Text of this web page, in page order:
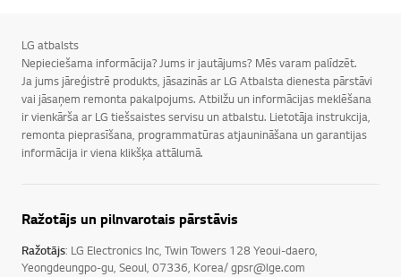
LG atbalsts
Nepieciešama informācija? Jums ir jautājums? Mēs varam palīdzēt.
Ja jums jāreģistrē produkts, jāsazinās ar LG Atbalsta dienesta pārstāvi
vai jāsaņem remonta pakalpojums. Atbilžu un informācijas meklēšana
ir vienkārša ar LG tiešsaistes servisu un atbalstu. Lietotāja instrukcija,
remonta pieprasīšana, programmatūras atjaunināšana un garantijas
informācija ir viena klikšķa attālumā.
Ražotājs un pilnvarotais pārstāvis
Ražotājs: LG Electronics Inc, Twin Towers 128 Yeoui-daero,
Yeongdeungpo-gu, Seoul, 07336, Korea/ gpsr@lge.com